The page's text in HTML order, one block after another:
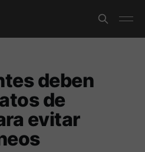
deben
de
evitar